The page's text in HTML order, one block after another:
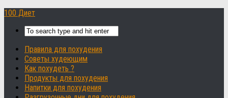
100 Диет
Правила для похудения
Советы худеющим
Как похудеть ?
Продукты для похудения
Напитки для похудения